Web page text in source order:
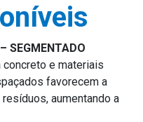
SEGMENTADO
e materiais
favorecem a
aumentando a